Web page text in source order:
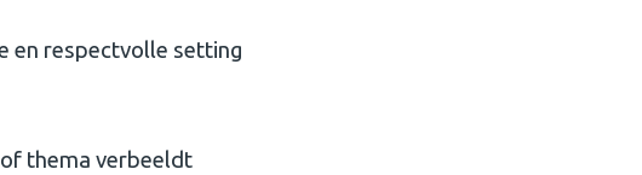
en respectvolle setting
thema verbeeldt